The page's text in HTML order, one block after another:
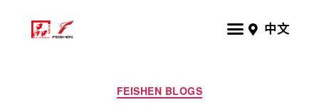
中文
FEISHEN BLOGS